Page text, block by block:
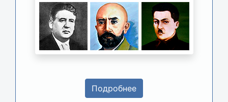
Подробнее